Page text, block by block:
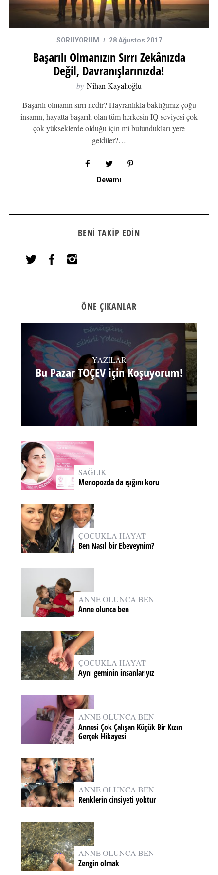
SORUYORUM 28 Ağustos 2017
Başarılı Olmanızın Sırrı Zekânızda
Değil, Davranışlarınızda!
by Nihan Kayalıoğlu
Başarılı olmanın sırrı nedir? Hayranlıkla baktığımız çoğu
insanın, hayatta başarılı olan tüm herkesin IQ seviyesi çok
çok yükseklerde olduğu için mi bulundukları yere
geldiler?…
Devamı
BENI TAKIP EDIN
ÖNE ÇIKANLAR
YAZILAR
Bu Pazar TOÇEV için Koşuyorum!
SAĞLIK
Menopozda da ışığını koru
ÇOCUKLA HAYAT
Ben Nasıl bir Ebeveynim?
ANNE OLUNCA BEN
Anne olunca ben
ÇOCUKLA HAYAT
Aynı geminin insanlarıyız
ANNE OLUNCA BEN
Annesi Çok Çalışan Küçük Bir Kızın
Gerçek Hikayesi
ANNE OLUNCA BEN
Renklerin cinsiyeti yoktur
ANNE OLUNCA BEN
Zengin olmak